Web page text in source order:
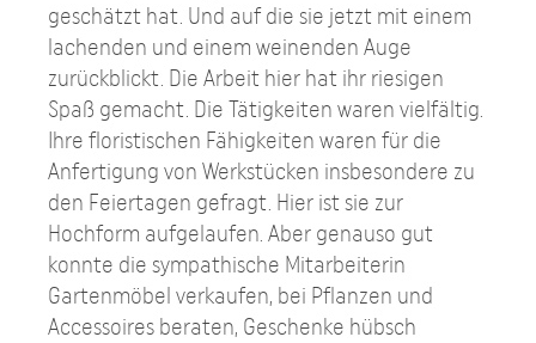
geschätzt hat. Und auf die sie jetzt mit einem
lachenden und einem weinenden Auge
zurückblickt. Die Arbeit hier hat ihr riesigen
Spaß gemacht. Die Tätigkeiten waren vielfältig.
Ihre floristischen Fähigkeiten waren für die
Anfertigung von Werkstücken insbesondere zu
den Feiertagen gefragt. Hier ist sie zur
Hochform aufgelaufen. Aber genauso gut
konnte die sympathische Mitarbeiterin
Gartenmöbel verkaufen, bei Pflanzen und
Accessoires beraten, Geschenke hübsch